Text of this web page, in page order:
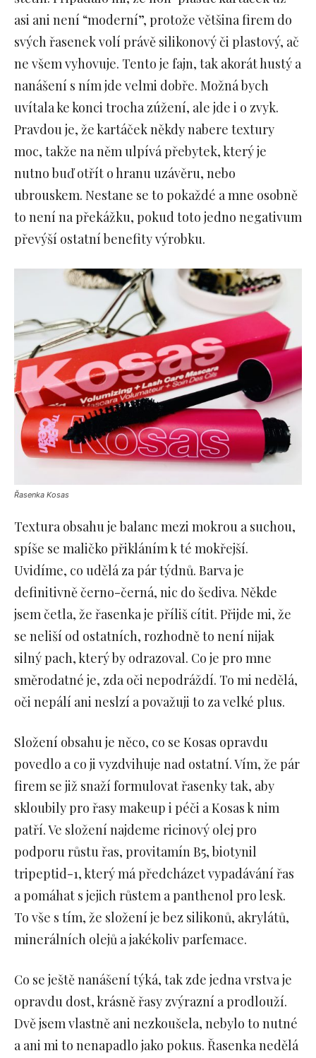
asi ani není “moderní”, protože většina firem do
svých řasenek volí právě silikonový či plastový, ač
ne všem vyhovuje. Tento je fajn, tak akorát hustý a
nanášení s ním jde velmi dobře. Možná bych
uvítala ke konci trocha zúžení, ale jde i o zvyk.
Pravdou je, že kartáček někdy nabere textury
moc, takže na něm ulpívá přebytek, který je
nutno buď otřít o hranu uzávěru, nebo
ubrouskem. Nestane se to pokaždé a mne osobně
to není na překážku, pokud toto jedno negativum
převýší ostatní benefity výrobku.
Řasenka Kosas
Textura obsahu je balanc mezi mokrou a suchou,
spíše se maličko přikláním k té mokřejší.
Uvidíme, co udělá za pár týdnů. Barva je
definitivně černo-černá, nic do šediva. Někde
jsem četla, že řasenka je příliš cítit. Přijde mi, že
se neliší od ostatních, rozhodně to není nijak
silný pach, který by odrazoval. Co je pro mne
směrodatné je, zda oči nepodráždí. To mi nedělá,
oči nepálí ani neslzí a považuji to za velké plus.
Složení obsahu je něco, co se Kosas opravdu
povedlo a co ji vyzdvihuje nad ostatní. Vím, že pár
firem se již snaží formulovat řasenky tak, aby
skloubily pro řasy makeup i péči a Kosas k nim
patří. Ve složení najdeme ricinový olej pro
podporu růstu řas, provitamín B5, biotynil
tripeptid-1, který má předcházet vypadávání řas
a pomáhat s jejich růstem a panthenol pro lesk.
To vše s tím, že složení je bez silikonů, akrylátů,
minerálních olejů a jakékoliv parfemace.
Co se ještě nanášení týká, tak zde jedna vrstva je
opravdu dost, krásně řasy zvýrazní a prodlouží.
Dvě jsem vlastně ani nezkoušela, nebylo to nutné
a ani mi to nenapadlo jako pokus. Řasenka nedělá